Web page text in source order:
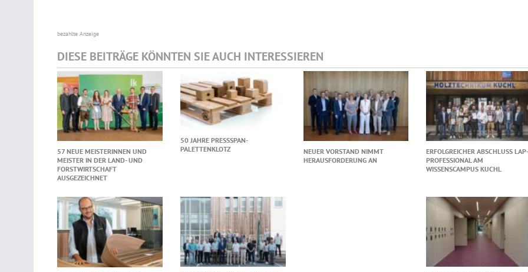
bezahlte Anzeige
DIESE BEITRÄGE KÖNNTEN SIE AUCH INTERESSIEREN
57 NEUE MEISTERINNEN UND
MEISTER IN DER LAND- UND
FORSTWIRTSCHAFT
AUSGEZEICHNET
50 JAHRE PRESSSPAN-
PALETTENKLOTZ
NEUER VORSTAND NIMMT
HERAUSFORDERUNG AN
ERFOLGREICHER ABSCHLUSS
PROFESSIONAL AM
WISSENSCAMPUS KUCHL